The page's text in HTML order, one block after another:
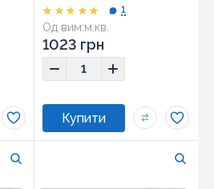
Од вим:м.кв.
Розмір:30x80
1
1023 грн